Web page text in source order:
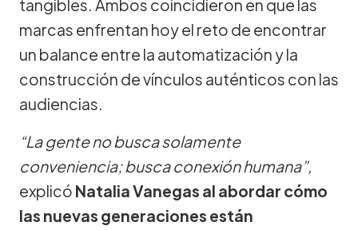
tangibles. Ambos coincidieron en que las
marcas enfrentan hoy el reto de encontrar
un balance entre la automatización y la
construcción de vínculos auténticos con las
audiencias.
“La gente no busca solamente
conveniencia; busca conexión humana”,
explicó Natalia Vanegas al abordar cómo
las nuevas generaciones están